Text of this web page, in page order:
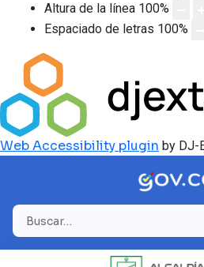
Altura de la línea 100%
Espaciado de letras 100%
Web Accessibility plugin by DJ-
Buscar